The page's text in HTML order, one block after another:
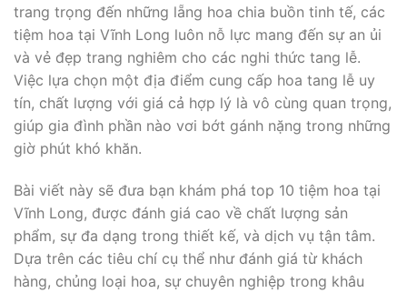
trang trọng đến những lẵng hoa chia buồn tinh tế, các
tiệm hoa tại Vĩnh Long luôn nỗ lực mang đến sự an ủi
và vẻ đẹp trang nghiêm cho các nghi thức tang lễ.
Việc lựa chọn một địa điểm cung cấp hoa tang lễ uy
tín, chất lượng với giá cả hợp lý là vô cùng quan trọng,
giúp gia đình phần nào vơi bớt gánh nặng trong những
giờ phút khó khăn.
Bài viết này sẽ đưa bạn khám phá top 10 tiệm hoa tại
Vĩnh Long, được đánh giá cao về chất lượng sản
phẩm, sự đa dạng trong thiết kế, và dịch vụ tận tâm.
Dựa trên các tiêu chí cụ thể như đánh giá từ khách
hàng, chủng loại hoa, sự chuyên nghiệp trong khâu